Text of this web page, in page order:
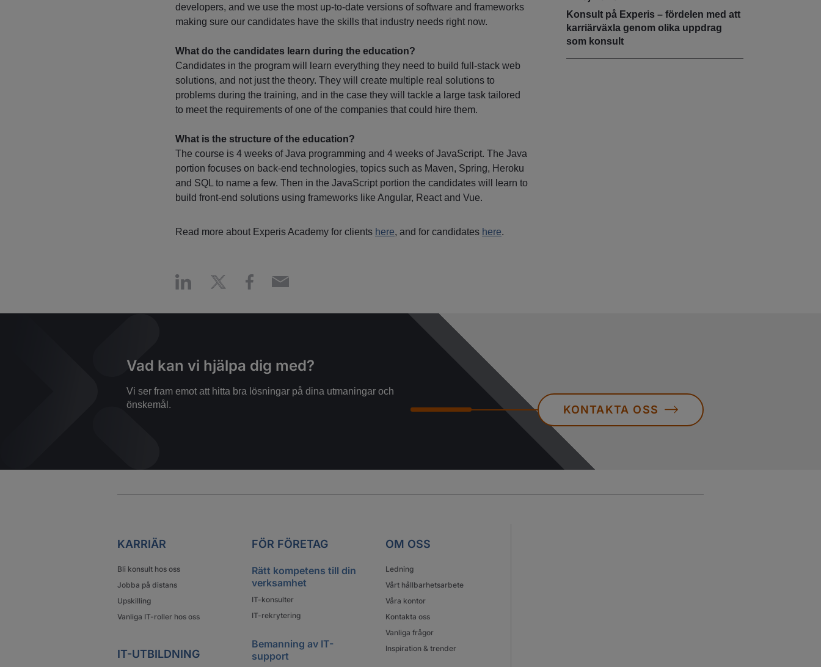
developers, and we use the most up-to-date versions of software and frameworks
making sure our candidates have the skills that industry needs right now.
What do the candidates learn during the education?
Candidates in the program will learn everything they need to build full-stack web
solutions, and not just the theory. They will create multiple real solutions to
problems during the training, and in the case they will tackle a large task tailored
to meet the requirements of one of the companies that could hire them.
What is the structure of the education?
The course is 4 weeks of Java programming and 4 weeks of JavaScript. The Java
portion focuses on back-end technologies, topics such as Maven, Spring, Heroku
and SQL to name a few. Then in the JavaScript portion the candidates will learn to
build front-end solutions using frameworks like Angular, React and Vue.
Read more about Experis Academy for clients here, and for candidates here.
Konsult på Experis – fördelen med att
karriärväxla genom olika uppdrag
som konsult
Vad kan vi hjälpa dig med?
Vi ser fram emot att hitta bra lösningar på dina utmaningar och
önskemål.
KONTAKTA OSS
KARRIÄR
Bli konsult hos oss
Jobba på distans
Upskilling
Vanliga IT-roller hos oss
IT-UTBILDNING
FÖR FÖRETAG
Rätt kompetens till din
verksamhet
IT-konsulter
IT-rekrytering
Bemanning av IT-
support
OM OSS
Ledning
Vårt hållbarhetsarbete
Våra kontor
Kontakta oss
Vanliga frågor
Inspiration & trender